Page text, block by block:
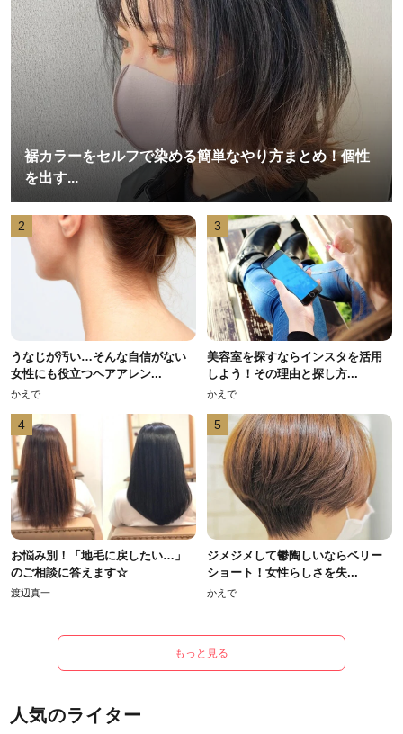
裾カラーをセルフで染める簡単なやり方まとめ！個性
を出す...
2
うなじが汚い…そんな自信がない
女性にも役立つヘアアレン...
かえで
3
美容室を探すならインスタを活用
しよう！その理由と探し方...
かえで
4
お悩み別！「地毛に戻したい…」
のご相談に答えます☆
渡辺真一
5
ジメジメして鬱陶しいならベリー
ショート！女性らしさを失...
かえで
もっと見る
人気のライター